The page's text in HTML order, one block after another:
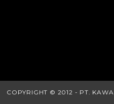
COPYRIGHT © 2012 - PT.